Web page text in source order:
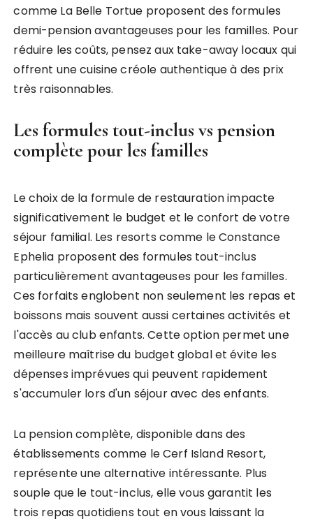
comme La Belle Tortue proposent des formules
demi-pension avantageuses pour les familles. Pour
réduire les coûts, pensez aux take-away locaux qui
offrent une cuisine créole authentique à des prix
très raisonnables.
Les formules tout-inclus vs pension
complète pour les familles
Le choix de la formule de restauration impacte
significativement le budget et le confort de votre
séjour familial. Les resorts comme le Constance
Ephelia proposent des formules tout-inclus
particulièrement avantageuses pour les familles.
Ces forfaits englobent non seulement les repas et
boissons mais souvent aussi certaines activités et
l'accès au club enfants. Cette option permet une
meilleure maîtrise du budget global et évite les
dépenses imprévues qui peuvent rapidement
s'accumuler lors d'un séjour avec des enfants.
La pension complète, disponible dans des
établissements comme le Cerf Island Resort,
représente une alternative intéressante. Plus
souple que le tout-inclus, elle vous garantit les
trois repas quotidiens tout en vous laissant la